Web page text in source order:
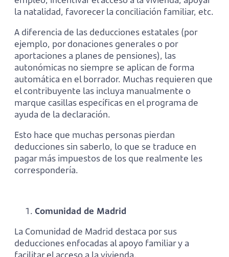
la natalidad, favorecer la conciliación familiar, etc.
A diferencia de las deducciones estatales (por
ejemplo, por donaciones generales o por
aportaciones a planes de pensiones), las
autonómicas no siempre se aplican de forma
automática en el borrador. Muchas requieren que
el contribuyente las incluya manualmente o
marque casillas específicas en el programa de
ayuda de la declaración.
Esto hace que muchas personas pierdan
deducciones sin saberlo, lo que se traduce en
pagar más impuestos de los que realmente les
correspondería.
Comunidad de Madrid
La Comunidad de Madrid destaca por sus
deducciones enfocadas al apoyo familiar y a